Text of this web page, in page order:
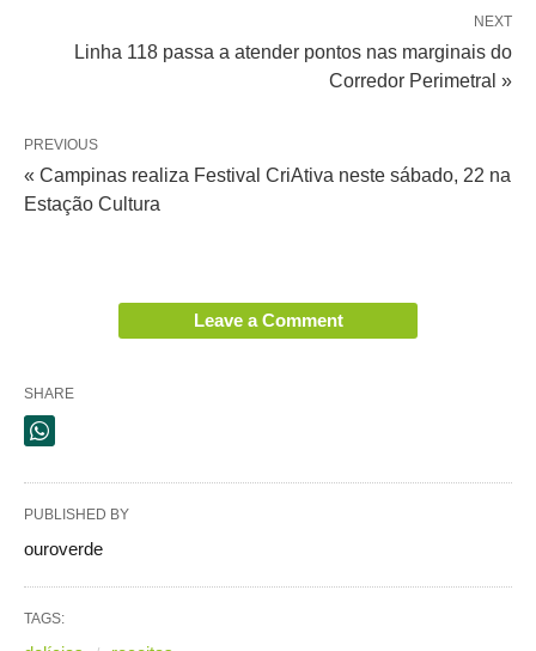
NEXT
Linha 118 passa a atender pontos nas marginais do
Corredor Perimetral »
PREVIOUS
« Campinas realiza Festival CriAtiva neste sábado, 22 na
Estação Cultura
Leave a Comment
SHARE
PUBLISHED BY
ouroverde
TAGS: